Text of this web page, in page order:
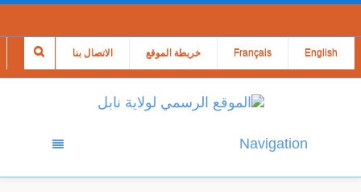
الاتصال بنا خريطة الموقع Français English
Navigation